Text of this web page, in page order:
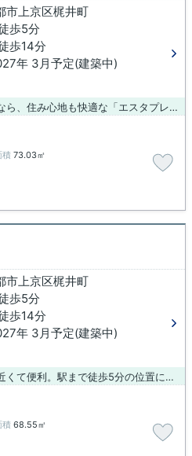
市上京区梶井町
歩5分
歩14分
年 3月予定(建築中)
京都市上京区エリアでの住まいなら、住み心地も快適な「エスタプレイス」はいかがでしょうか。こちらはエレベーター付きの物件です。防犯対策もバッチリなマンションタイプの物件です。徒歩5分の距離に駅がある物件で、通勤通学に便利です。快適な暮らしがあなたを待っています。お部屋探しなら創業元治元年 小林工務店へ、075-406-0007もしくはinfo@arch-koba.comへお問い合わせ下さい。
積 73.03㎡
市上京区梶井町
歩5分
歩14分
年 3月予定(建築中)
エスタプレイス：出町柳駅にも近くて便利。駅まで徒歩5分の位置に立地する、アクセス良好な物件です。こちらの物件はマンションです。エレベーター付き物件です。京都市上京区で快適な新生活を始めるなら創業元治元年 小林工務店から素敵な住まいを見つけましょう。お問い合わせは075-406-0007またはinfo@arch-koba.comまでお気軽にどうぞ。
積 68.55㎡